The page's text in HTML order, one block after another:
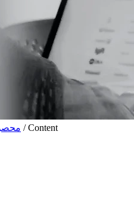
/ Content